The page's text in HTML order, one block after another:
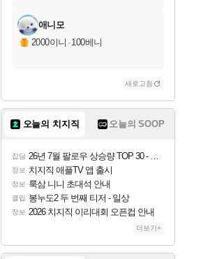
애니모
2000이니 · 100베니
새로고침
오늘의 치지직 오늘의 SOOP
잡담 26년 7월 팔로우 상승량 TOP 30 - 월간 치지직
정보 치지직 애플TV 앱 출시
정보 룩삼 니니 초대석 안내
클립 봉누도2 두 번째 티저 - 일상
정보 2026 치지직 이리대회 오픈컵 안내
더보기+